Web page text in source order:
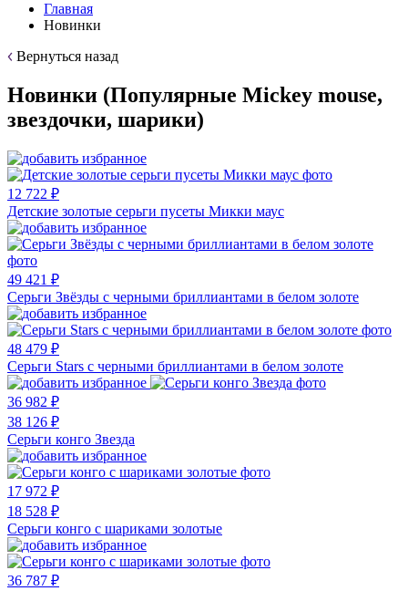
Главная
Новинки
Вернуться назад
Новинки (Популярные Mickey mouse,
звездочки, шарики)
12 722 ₽
Детские золотые серьги пусеты Микки маус
49 421 ₽
Серьги Звёзды с черными бриллиантами в белом золоте
48 479 ₽
Серьги Stars с черными бриллиантами в белом золоте
36 982 ₽
38 126 ₽
Серьги конго Звезда
17 972 ₽
18 528 ₽
Серьги конго с шариками золотые
36 787 ₽